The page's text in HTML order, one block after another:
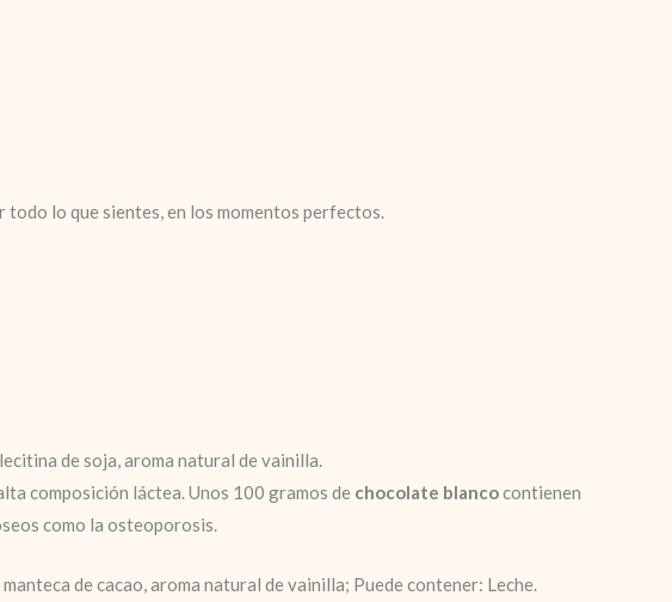
lo que sientes, en los momentos perfectos.
de soja, aroma natural de vainilla.
composición láctea. Unos 100 gramos de chocolate blancocontienen
como la osteoporosis.
de cacao, aroma natural de vainilla; Puede contener: Leche.